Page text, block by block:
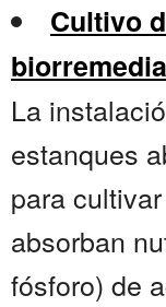
Cultivo
La
estanques
para
absorban
fósforo) de